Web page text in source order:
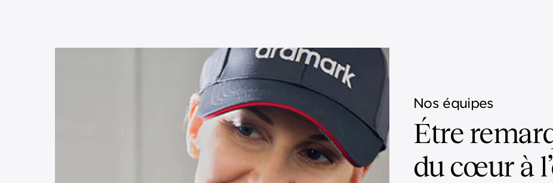
Nos équipes
Étre
du cœur à